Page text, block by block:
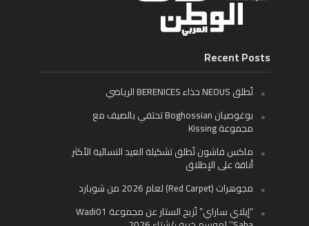
Recent Posts
تُطلق NEOUS حذاء BERENICES الرياضي
بوغوصيان Boghossian تحتفي بالصيف مع
مجموعة Kissing
ماكس فاشون تُطلق تشكيلة العيد النسائية الأكثر
أناقة على الإطلاق
مجوهرات (Red Carpet) لعام 2026 من شوبارد
“إيلاي ساراي” تُزيح الستار عن مجموعة Wadi01